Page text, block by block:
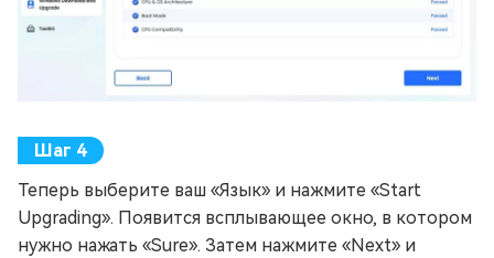
Теперь выберите ваш «Язык» и нажмите «Start
Upgrading». Появится всплывающее окно, в котором
нужно нажать «Sure». Затем нажмите «Next» и